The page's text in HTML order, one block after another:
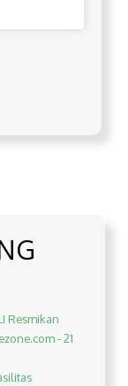
Resmikan
- 21